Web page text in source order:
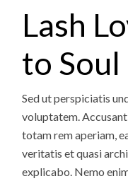
Lash
to Soul
Sed ut perspiciatis
voluptatem.
totam rem aperiam,
veritatis et quasi
explicabo. Nemo